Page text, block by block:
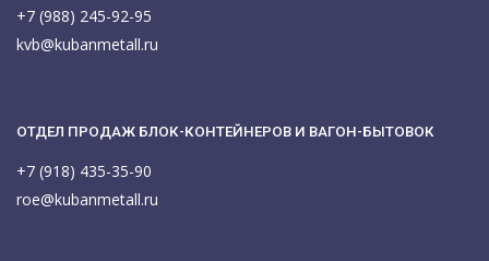
+7 (988) 245-92-95
kvb@kubanmetall.ru
ОТДЕЛ ПРОДАЖ БЛОК-КОНТЕЙНЕРОВ И ВАГОН-БЫТОВОК
+7 (918) 435-35-90
roe@kubanmetall.ru